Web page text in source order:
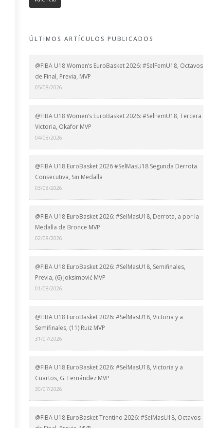
ÚLTIMOS ARTÍCULOS PUBLICADOS
@FIBA U18 Women’s EuroBasket 2026: #SelFemU18, Octavos
de Final, Previa, MVP
05/08/2026
@FIBA U18 Women’s EuroBasket 2026: #SelFemU18, Tercera
Victoria, Okafor MVP
04/08/2026
@FIBA U18 EuroBasket 2026 #SelMasU18 Segunda Derrota
Consecutiva, Sin Medalla
03/08/2026
@FIBA U18 EuroBasket 2026: #SelMasU18, Derrota, a por la
Medalla de Bronce MVP
02/08/2026
@FIBA U18 EuroBasket 2026: #SelMasU18, Semifinales,
Previa, (6) Joksimović MVP
01/08/2026
@FIBA U18 EuroBasket 2026: #SelMasU18, Victoria y a
Semifinales, (11) Ruiz MVP
31/07/2026
@FIBA U18 EuroBasket 2026: #SelMasU18, Victoria y a
Cuartos, G. Fernández MVP
30/07/2026
@FIBA U18 EuroBasket Trentino 2026: #SelMasU18, Octavos